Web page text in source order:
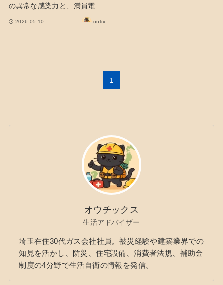
の異常な感染力と、満員電...
2026-05-10 outix
1
オウチックス
生活アドバイザー
埼玉在住30代ガス会社社員。被災経験や建築業界での
知見を活かし、防災、住宅設備、消費者法規、補助金
制度の4分野で生活自衛の情報を発信。